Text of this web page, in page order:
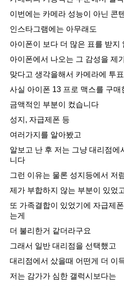
이번에는 카메라 성능이 아닌 콘
인스타그램에는 아무래도
아이폰이 보다 더 많은 표를 받지
아이폰에서 나오는 그 감성을 제
맞다고 생각을해서 카메라에 투
사실 아이폰 13 프로 맥스를 구매
금액적인 부분이 컸습니다
성지, 자급제폰 등
여러가지를 알아봤고
알보고 난 후 저는 그냥 대리점에
니다
그런 이유는 물론 성지등에서 저
제가 부합하지 않는 부분이 있었
또 가족결합이 있었기에 자급제
는게
더 불리한거 같더라구요
그래서 일반 대리점을 선택했고
대리점에서 샀을때 어떤게 더 이
저는 감가가 심한 갤럭시보다는